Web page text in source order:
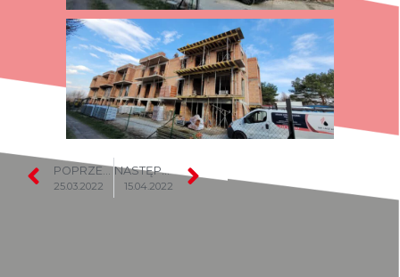
POPRZEDNI
25.03.2022
NASTĘPNY
15.04.2022